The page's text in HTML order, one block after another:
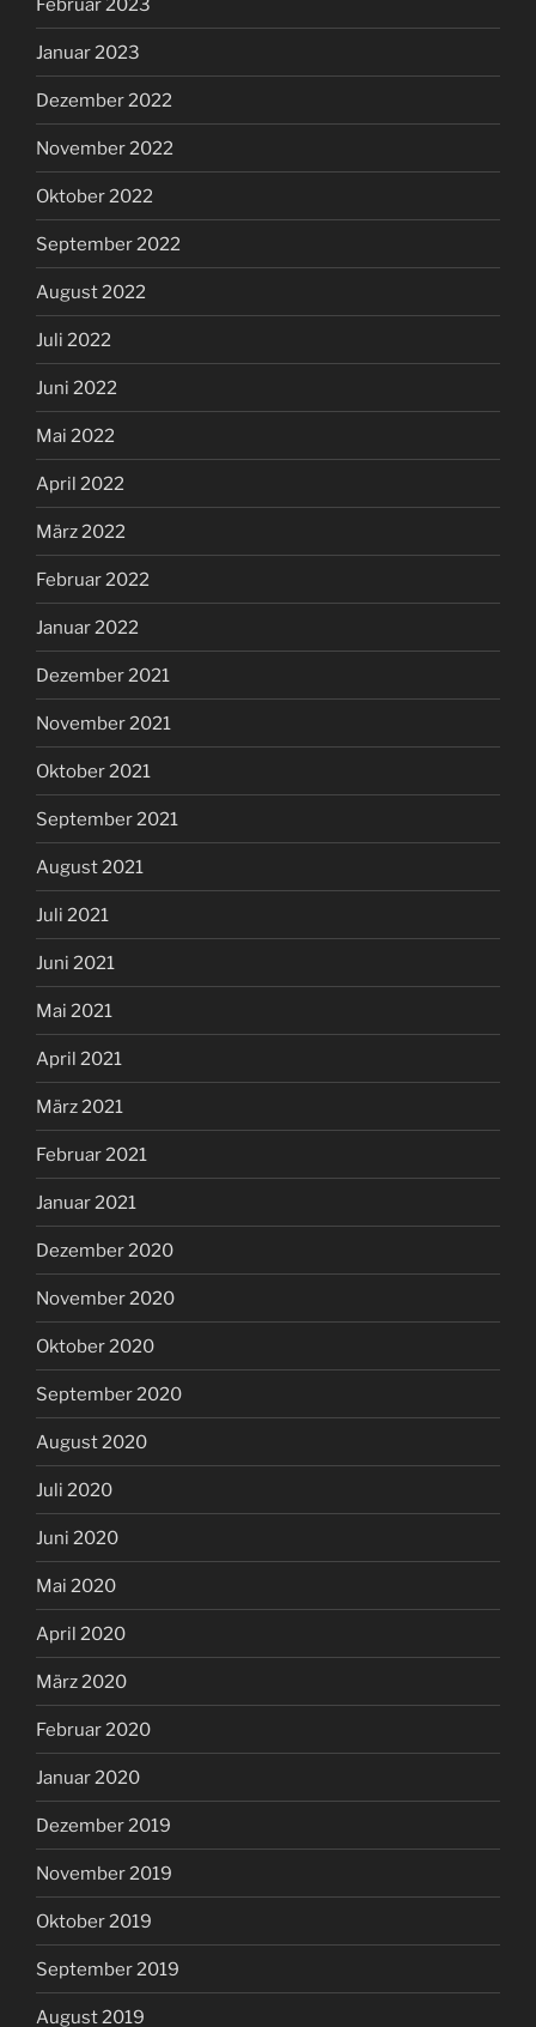
Februar 2023
Januar 2023
Dezember 2022
November 2022
Oktober 2022
September 2022
August 2022
Juli 2022
Juni 2022
Mai 2022
April 2022
März 2022
Februar 2022
Januar 2022
Dezember 2021
November 2021
Oktober 2021
September 2021
August 2021
Juli 2021
Juni 2021
Mai 2021
April 2021
März 2021
Februar 2021
Januar 2021
Dezember 2020
November 2020
Oktober 2020
September 2020
August 2020
Juli 2020
Juni 2020
Mai 2020
April 2020
März 2020
Februar 2020
Januar 2020
Dezember 2019
November 2019
Oktober 2019
September 2019
August 2019